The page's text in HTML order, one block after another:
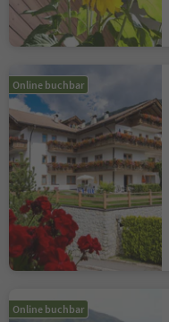
Online buchbar
Online buchbar